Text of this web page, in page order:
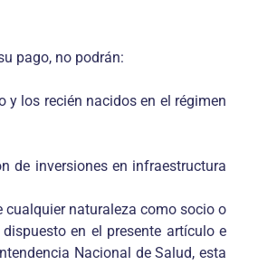
pago, no podrán:
los recién nacidos en el régimen
de inversiones en infraestructura
cualquier naturaleza como socio o
en el presente artículo e
Nacional de Salud, esta